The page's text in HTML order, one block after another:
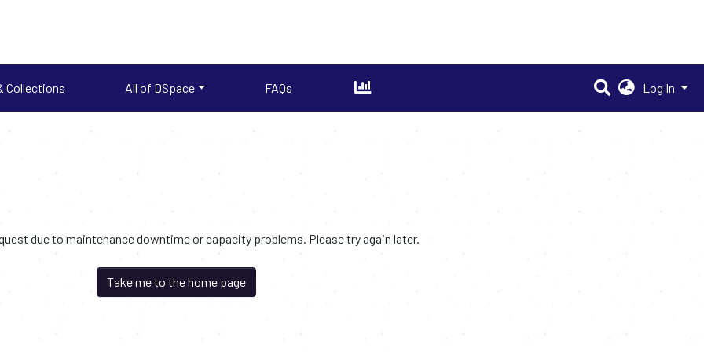
Collections All of DSpace FAQs Log In
due to maintenance downtime or capacity problems. Please try again later.
Take me to the home page